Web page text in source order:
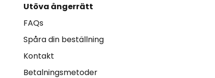
Utöva ångerrätt
FAQs
Spåra din beställning
Kontakt
Betalningsmetoder